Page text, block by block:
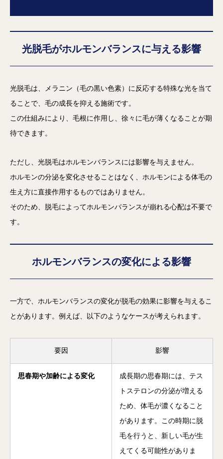
光脱毛がホルモンバランスに与える影響
光脱毛は、メラニン（毛の黒い色素）に反応する特殊な光を当て
ることで、毛の成長を抑える施術です。
この仕組みにより、毛根に作用し、徐々に毛が薄くなることが期
待できます。
ただし、光脱毛はホルモンバランスには影響を与えません。
ホルモンの分泌を変化させることはなく、ホルモンによる体毛の
生え方に直接作用するものではありません。
そのため、脱毛によってホルモンバランスが崩れる心配は不要で
す。
ホルモンバランスの変化による影響
一方で、ホルモンバランスの変化が脱毛の効果に影響を与えるこ
とがあります。例えば、以下のようなケースが考えられます。
要因 影響
思春期や加齢による変化
成長期の思春期には、テス
トステロンの分泌が増える
ため、体毛が濃くなること
があります。この時期に脱
毛を行うと、新しい毛が生
えてくる可能性がありま